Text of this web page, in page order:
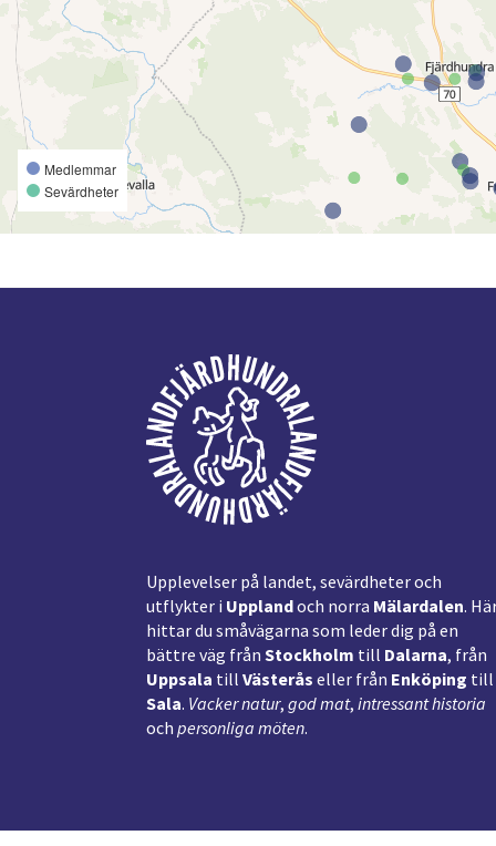
Medlemmar
Sevärdheter
Upplevelser på landet, sevärdheter och
utflykter i Upplandoch norra Mälardalen.
hittar du småvägarna som leder dig på en
bättre väg från Stockholm till Dalarna, från
Uppsala till Västerås eller från Enköping till
Sala. Vacker natur, god mat, intressant historia
och personliga möten.